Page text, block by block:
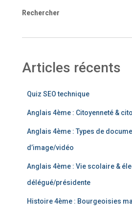
Rechercher
Articles récents
Quiz SEO technique
Anglais 4ème : Citoyenneté &
Anglais 4ème : Types de
d’image/vidéo
Anglais 4ème : Vie scolaire &
délégué/présidente
Histoire 4ème : Bourgeoisies